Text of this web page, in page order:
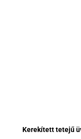
Kerekített tetejű